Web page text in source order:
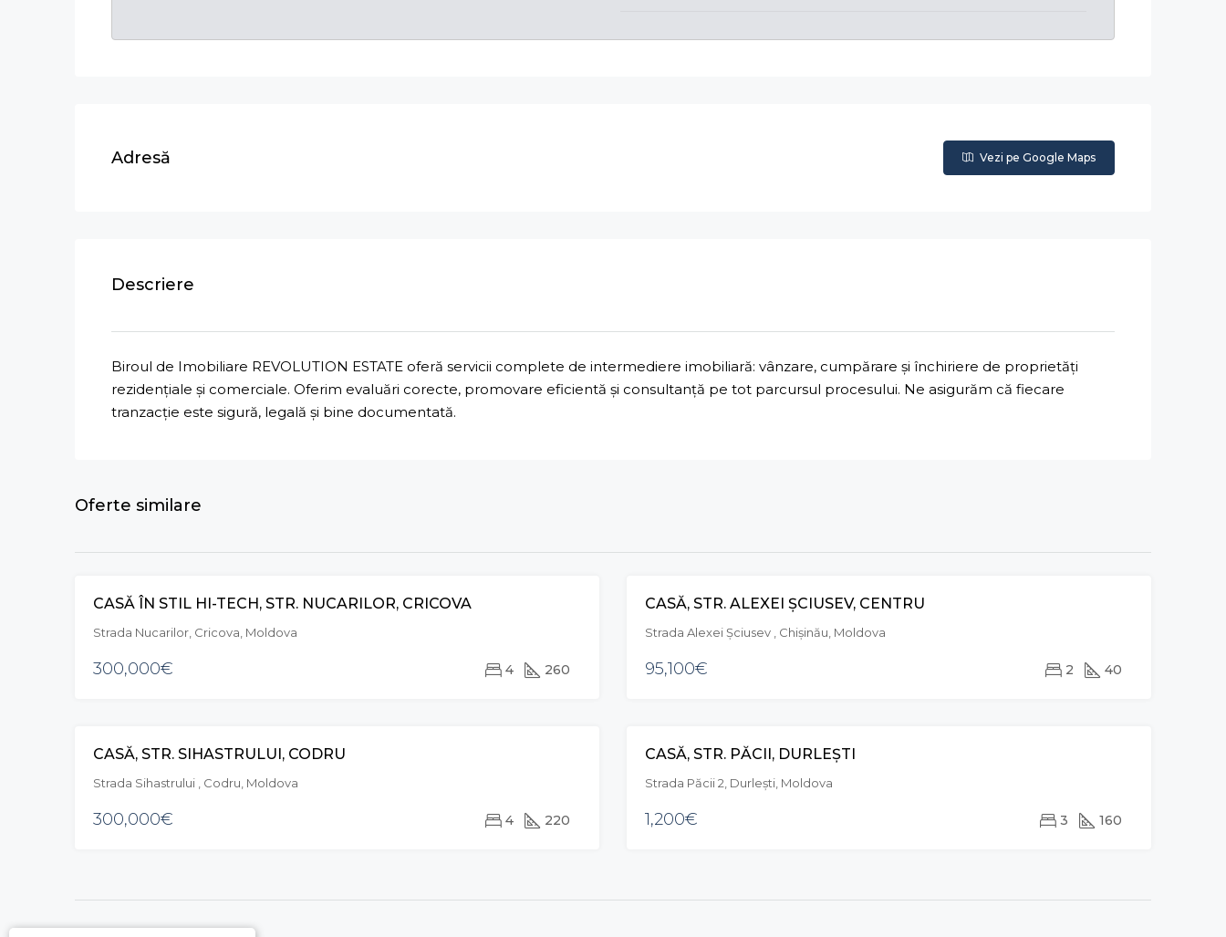
Adresă Vezi pe Google Maps
Descriere
Biroul de Imobiliare REVOLUTION ESTATE oferă servicii complete de intermediere imobiliară: vânzare, cumpărare și închiriere de proprietăți
rezidențiale și comerciale. Oferim evaluări corecte, promovare eficientă și consultanță pe tot parcursul procesului. Ne asigurăm că fiecare
tranzacție este sigură, legală și bine documentată.
Oferte similare
CASĂ ÎN STIL HI-TECH, STR. NUCARILOR, CRICOVA
Strada Nucarilor, Cricova, Moldova
300,000€ 4 260
CASĂ, STR. ALEXEI ȘCIUSEV, CENTRU
Strada Alexei Şciusev , Chișinău, Moldova
95,100€ 2 40
CASĂ, STR. SIHASTRULUI, CODRU
Strada Sihastrului , Codru, Moldova
300,000€ 4 220
CASĂ, STR. PĂCII, DURLEȘTI
Strada Păcii 2, Durleşti, Moldova
1,200€ 3 160